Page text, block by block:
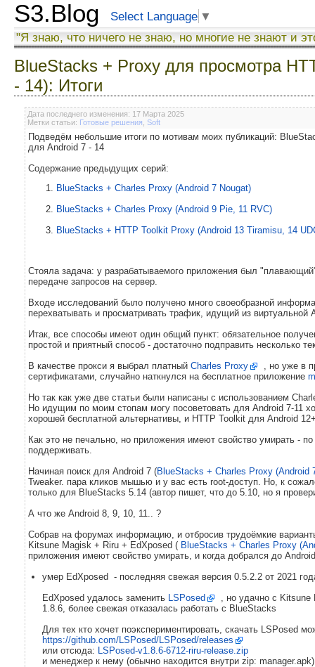
S3.Blog Select Language ▼
"Я знаю, что ничего не знаю, но многие не знают и
BlueStacks + Proxy для просмотра
- 14): Итоги
Дата последнего изменения: 17 Марта 2025
Метки статьи: Готовые решения Soft
Подведём небольшие итоги по мотивам моих публикаций:
для Android 7 - 14
Содержание предыдущих серий:
BlueStacks + Charles Proxy (Android 7 Nougat)
BlueStacks + Charles Proxy (Android 9 Pie, 11 RVC)
BlueStacks + HTTP Toolkit Proxy (Android 13 Tiramisu, 14
Стояла задача: у разрабатываемого приложения был
передаче запросов на сервер.
Входе исследований было получено много своеобразной
перехватывать и просматривать трафик, идущий из виртуальной
Итак, все способы имеют один общий пункт: обязательное
простой и приятный способ - достаточно подправить несколько
В качестве прокси я выбрал платный Charles Proxy
, но уже в
сертификатами, случайно наткнулся на бесплатное приложение
Но так как уже две статьи были написаны с использованием
Но идущим по моим стопам могу посоветовать для Android 7-11
хорошей бесплатной альтернативы, и HTTP Toolkit для Android
Как это не печально, но приложения имеют свойство умирать -
поддерживать.
Начиная поиск для Android 7 (BlueStacks + Charles Proxy (Android
Tweaker. пара кликов мышью и у вас есть root-доступ. Но, к
только для BlueStacks 5.14 (автор пишет, что до 5.10, но я
А что же Android 8, 9, 10, 11.. ?
Собрав на форумах информацию, и отбросив трудоёмкие
Kitsune Magisk + Riru + EdXposed ( BlueStacks + Charles Proxy
приложения имеют свойство умирать, и когда добрался до
умер EdXposed - последняя свежая версия 0.5.2.2 от 2021
EdXposed удалось заменить LSPosed
, но удачно с Kitsune
1.8.6, более свежая отказалась работать с BlueStacks
Для тех кто хочет поэкспериментировать, скачать LSPosed
https://github.com/LSPosed/LSPosed/releases
или отсюда: LSPosed-v1.8.6-6712-riru-release.zip
и менеджер к нему (обычно находится внутри zip: